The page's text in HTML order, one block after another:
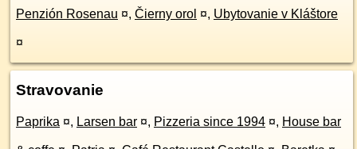
Penzión Rosenau ¤, Čierny orol ¤, Ubytovanie v Kláštore
¤
Stravovanie
Paprika ¤, Larsen bar ¤, Pizzeria since 1994 ¤, House bar